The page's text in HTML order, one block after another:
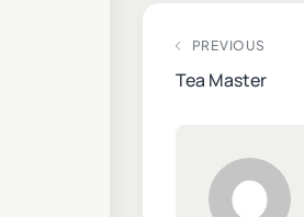
PREVIOUS
Tea Master